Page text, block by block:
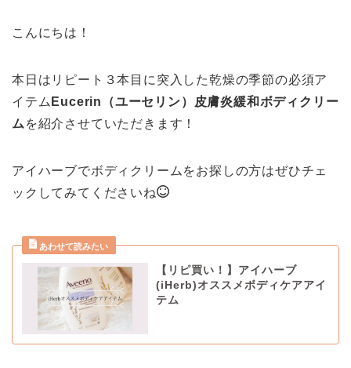
こんにちは！
本日はリピート３本目に突入した乾燥の季節の必須ア
イテム Eucerin（ユーセリン）皮膚炎緩和ボディクリー
ム を紹介させていただきます！
アイハーブでボディクリームをお探しの方はぜひチェ
ックしてみてくださいね
【リピ買い！】アイハーブ
(iHerb)オススメボディケアアイ
テム